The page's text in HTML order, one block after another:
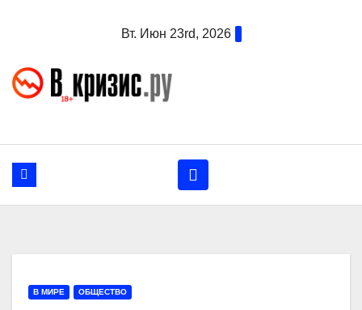
Вт. Июн 23rd, 2026
В МИРЕ ОБЩЕСТВО